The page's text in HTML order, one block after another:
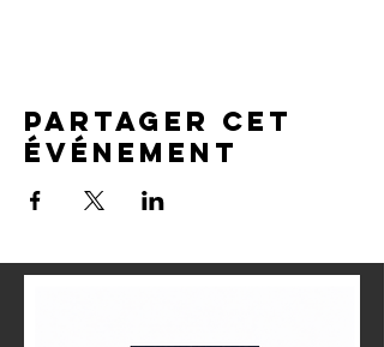
Partager cet
événement